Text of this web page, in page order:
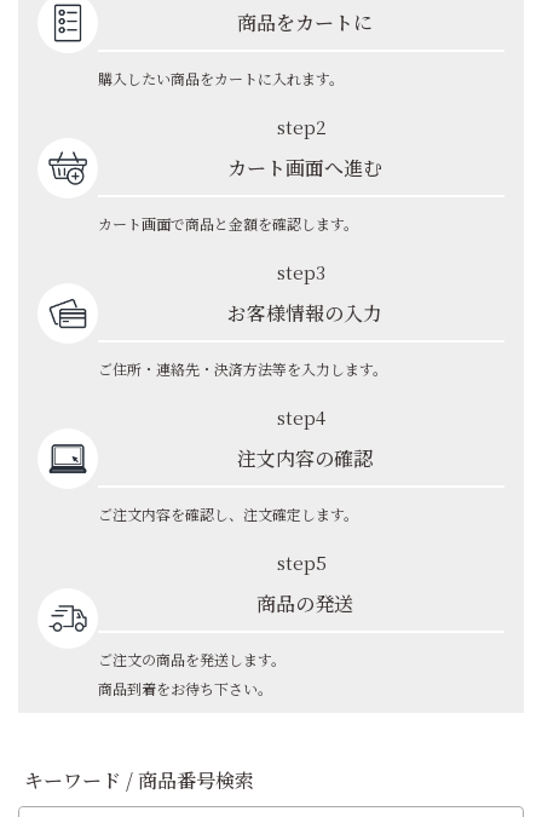
商品をカートに
購入したい商品をカートに入れます。
step2
カート画面へ進む
カート画面で商品と金額を確認します。
step3
お客様情報の入力
ご住所・連絡先・決済方法等を入力します。
step4
注文内容の確認
ご注文内容を確認し、注文確定します。
step5
商品の発送
ご注文の商品を発送します。
商品到着をお待ち下さい。
キーワード / 商品番号検索